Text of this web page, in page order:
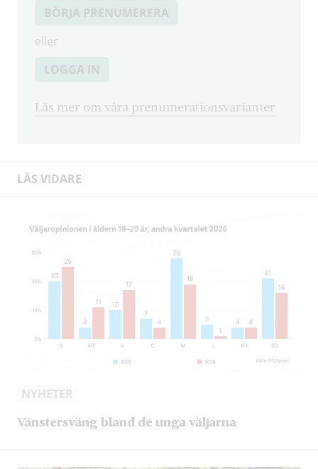
BÖRJA PRENUMERERA
eller
LOGGA IN
Läs mer om våra prenumerationsvarianter
LÄS VIDARE
NYHETER
Vänstersväng bland de unga väljarna